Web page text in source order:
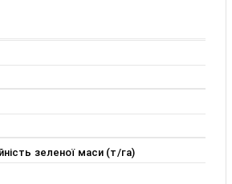
зеленої маси (т/га)